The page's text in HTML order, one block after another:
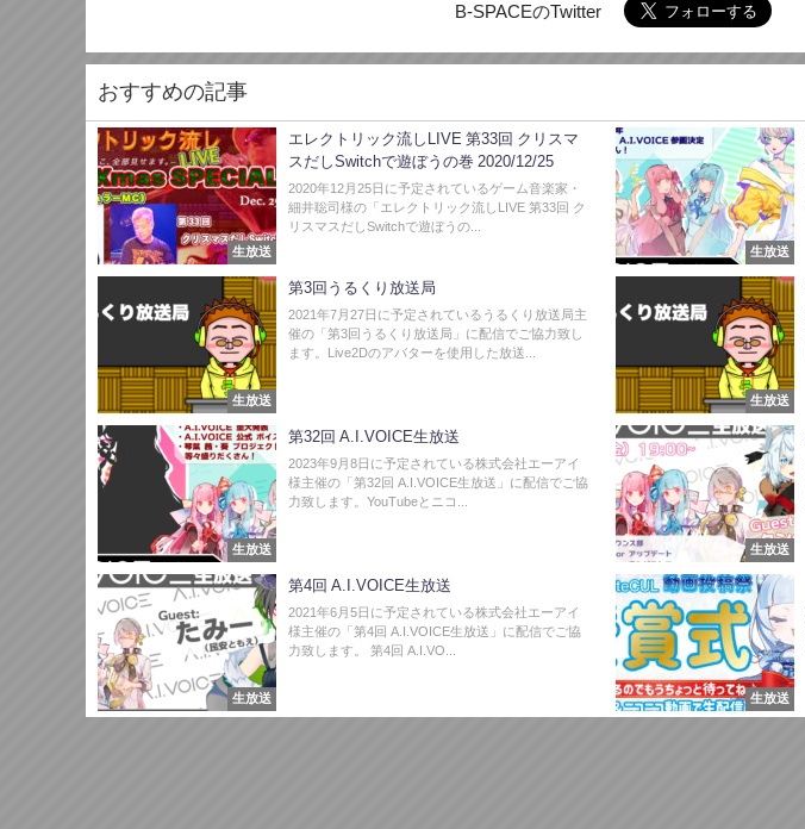
B-SPACEのTwitter
おすすめの記事
生放送
エレクトリック流しLIVE 第33回 クリスマ
スだしSwitchで遊ぼうの巻 2020/12/25
2020年12月25日に予定されているゲーム音楽家・
細井聡司様の「エレクトリック流しLIVE 第33回 ク
リスマスだしSwitchで遊ぼうの...
生放送
生放送
第3回うるくり放送局
2021年7月27日に予定されているうるくり放送局主
催の「第3回うるくり放送局」に配信でご協力致し
ます。Live2Dのアバターを使用した放送...
生放送
生放送
第32回 A.I.VOICE生放送
2023年9月8日に予定されている株式会社エーアイ
様主催の「第32回 A.I.VOICE生放送」に配信でご協
力致します。YouTubeとニコ...
生放送
生放送
第4回 A.I.VOICE生放送
2021年6月5日に予定されている株式会社エーアイ
様主催の「第4回 A.I.VOICE生放送」に配信でご協
力致します。 第4回 A.I.VO...
生放送